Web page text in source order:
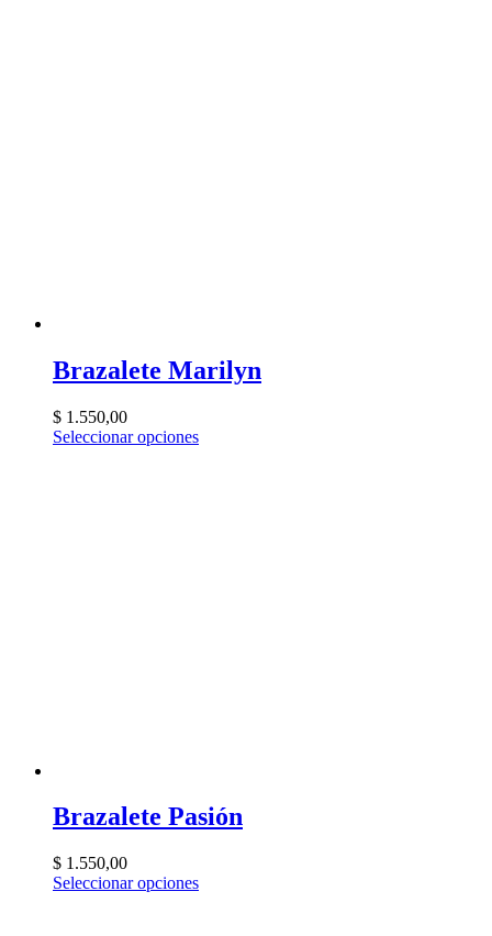
Brazalete Marilyn
$ 1.550,00
Seleccionar opciones
Brazalete Pasión
$ 1.550,00
Seleccionar opciones